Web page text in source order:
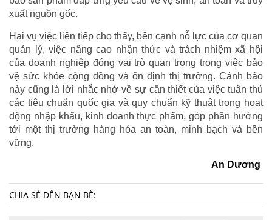
xuất nguồn gốc.
Hai vụ việc liên tiếp cho thấy, bên cạnh nỗ lực của cơ quan
quản lý, việc nâng cao nhận thức và trách nhiệm xã hội
của doanh nghiệp đóng vai trò quan trọng trong việc bảo
vệ sức khỏe cộng đồng và ổn định thị trường. Cảnh báo
này cũng là lời nhắc nhở về sự cần thiết của việc tuân thủ
các tiêu chuẩn quốc gia và quy chuẩn kỹ thuật trong hoạt
động nhập khẩu, kinh doanh thực phẩm, góp phần hướng
tới một thị trường hàng hóa an toàn, minh bạch và bền
vững.
An Dương
CHIA SẺ ĐẾN BẠN BÈ: